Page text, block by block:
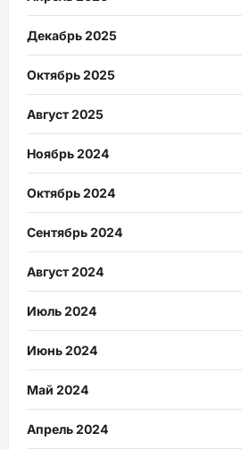
Декабрь 2025
Октябрь 2025
Август 2025
Ноябрь 2024
Октябрь 2024
Сентябрь 2024
Август 2024
Июль 2024
Июнь 2024
Май 2024
Апрель 2024